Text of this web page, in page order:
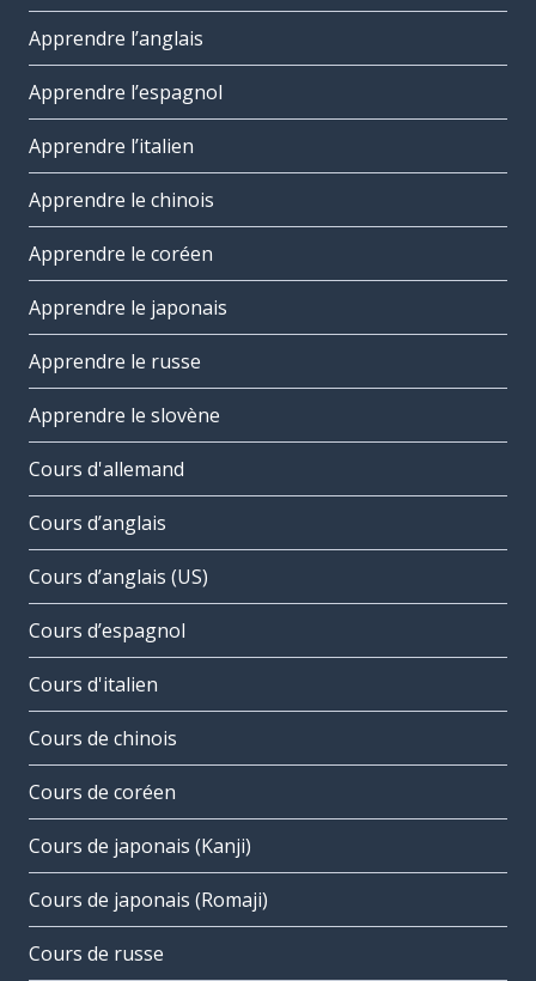
Apprendre l’anglais
Apprendre l’espagnol
Apprendre l’italien
Apprendre le chinois
Apprendre le coréen
Apprendre le japonais
Apprendre le russe
Apprendre le slovène
Cours d'allemand
Cours d’anglais
Cours d’anglais (US)
Cours d’espagnol
Cours d'italien
Cours de chinois
Cours de coréen
Cours de japonais (Kanji)
Cours de japonais (Romaji)
Cours de russe